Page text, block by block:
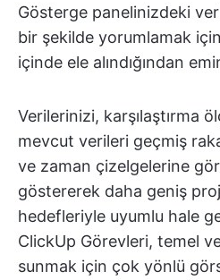
Gösterge panelinizdeki
bir şekilde yorumlamak
içinde ele alındığından
Verilerinizi, karşılaştırma
mevcut verileri geçmiş
ve zaman çizelgelerine
göstererek daha geniş
hedefleriyle uyumlu hale
ClickUp Görevleri, temel
sunmak için çok yönlü